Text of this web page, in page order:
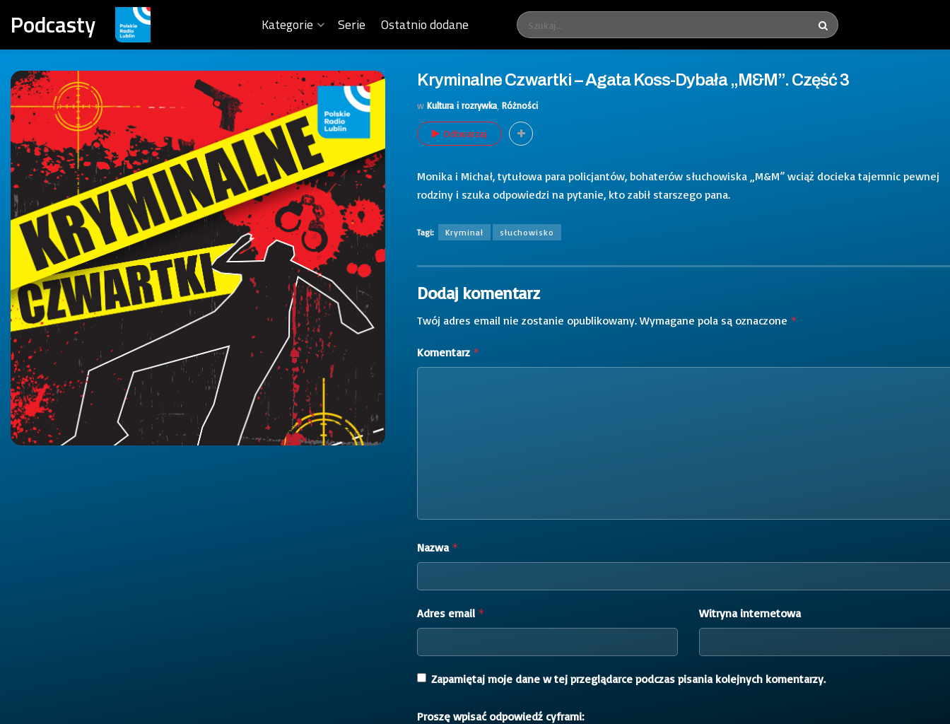
Podcasty Kategorie Serie Ostatnio dodane
Kryminalne Czwartki – Agata Koss-Dybała „M&M”. Część 3
w Kultura i rozrywka Różności
Odtwarzaj
Monika i Michał, tytułowa para policjantów, bohaterów słuchowiska „M&M” wciąż docieka tajemnic pewnej
rodziny i szuka odpowiedzi na pytanie, kto zabił starszego pana.
Tagi: Kryminał słuchowisko
Dodaj komentarz
Twój adres email nie zostanie opublikowany. Wymagane pola są oznaczone *
Komentarz *
Nazwa *
Adres email * Witryna internetowa
Zapamiętaj moje dane w tej przeglądarce podczas pisania kolejnych komentarzy.
Proszę wpisać odpowiedź cyframi: